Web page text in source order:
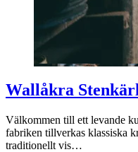
Wallåkra
Välkommen till ett levande
fabriken tillverkas klassiska
traditionellt vis…